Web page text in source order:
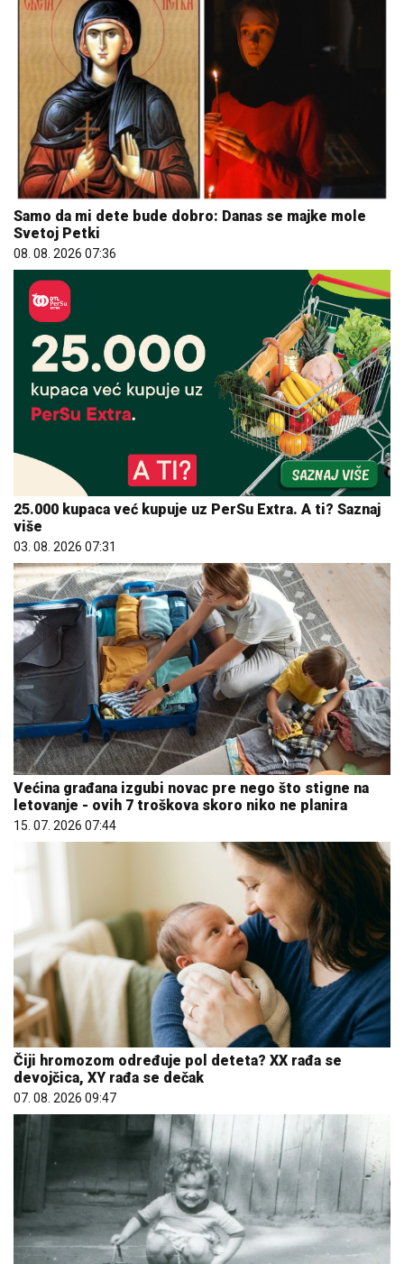
Samo da mi dete bude dobro: Danas se majke mole
Svetoj Petki
08. 08. 2026 07:36
25.000 kupaca već kupuje uz PerSu Extra. A ti? Saznaj
više
03. 08. 2026 07:31
Većina građana izgubi novac pre nego što stigne na
letovanje - ovih 7 troškova skoro niko ne planira
15. 07. 2026 07:44
Čiji hromozom određuje pol deteta? XX rađa se
devojčica, XY rađa se dečak
07. 08. 2026 09:47